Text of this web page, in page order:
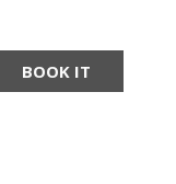
BOOK IT